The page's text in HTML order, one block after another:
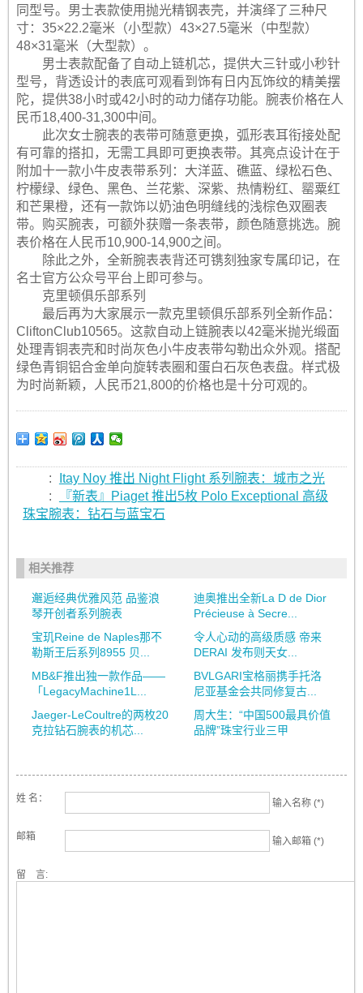
同型号。男士表款使用抛光精钢表壳，并演绎了三种尺
寸：35×22.2毫米（小型款）43×27.5毫米（中型款）
48×31毫米（大型款）。
男士表款配备了自动上链机芯，提供大三针或小秒针
型号，背透设计的表底可观看到饰有日内瓦饰纹的精美摆
陀，提供38小时或42小时的动力储存功能。腕表价格在人
民币18,400-31,300中间。
此次女士腕表的表带可随意更换，弧形表耳衔接处配
有可靠的搭扣，无需工具即可更换表带。其亮点设计在于
附加十一款小牛皮表带系列：大洋蓝、礁蓝、绿松石色、
柠檬绿、绿色、黑色、兰花紫、深紫、热情粉红、罂粟红
和芒果橙，还有一款饰以奶油色明缝线的浅棕色双圈表
带。购买腕表，可额外获赠一条表带，颜色随意挑选。腕
表价格在人民币10,900-14,900之间。
除此之外，全新腕表表背还可镌刻独家专属印记，在
名士官方公众号平台上即可参与。
克里顿俱乐部系列
最后再为大家展示一款克里顿俱乐部系列全新作品：
CliftonClub10565。这款自动上链腕表以42毫米抛光缎面
处理青铜表壳和时尚灰色小牛皮表带勾勒出众外观。搭配
绿色青铜铝合金单向旋转表圈和蛋白石灰色表盘。样式极
为时尚新颖，人民币21,800的价格也是十分可观的。
:
Itay Noy 推出 Night Flight 系列腕表：城市之光
:
『新表』Piaget 推出5枚 Polo Exceptional 高级
珠宝腕表：钻石与蓝宝石
相关推荐
邂逅经典优雅风范 品鉴浪
琴开创者系列腕表
迪奥推出全新La D de Dior
Précieuse à Secre...
宝玑Reine de Naples那不
勒斯王后系列8955 贝...
令人心动的高级质感 帝来
DERAI 发布则天女...
MB&F推出独一款作品——
「LegacyMachine1L...
BVLGARI宝格丽携手托洛
尼亚基金会共同修复古...
Jaeger-LeCoultre的两枚20
克拉钻石腕表的机芯...
周大生：“中国500最具价值
品牌”珠宝行业三甲
姓 名： 输入名称 (*)
邮箱 输入邮箱 (*)
留 言: